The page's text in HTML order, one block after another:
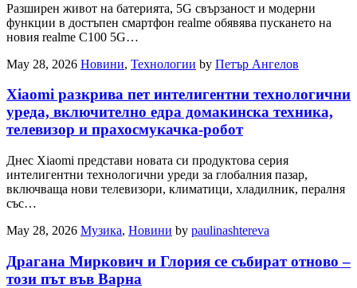
Разширен живот на батерията, 5G свързаност и модерни
функции в достъпен смартфон realme обявява пускането на
новия realme C100 5G…
May 28, 2026 Новини, Технологии by Петър Ангелов
Xiaomi разкрива пет интелигентни технологични
уреда, включително едра домакинска техника,
телевизор и прахосмукачка-робот
Днес Xiaomi представи новата си продуктова серия
интелигентни технологични уреди за глобалния пазар,
включваща нови телевизори, климатици, хладилник, пералня
със…
May 28, 2026 Музика, Новини by paulinashtereva
Драгана Миркович и Глория се събират отново –
този път във Варна